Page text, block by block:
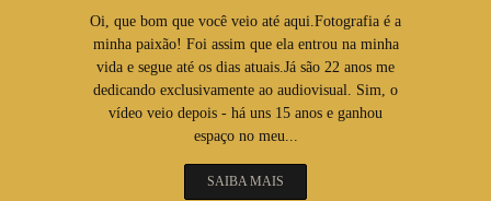
Oi, que bom que você veio até aqui.Fotografia é a
minha paixão! Foi assim que ela entrou na minha
vida e segue até os dias atuais.Já são 22 anos me
dedicando exclusivamente ao audiovisual. Sim, o
vídeo veio depois - há uns 15 anos e ganhou
espaço no meu...
SAIBA MAIS